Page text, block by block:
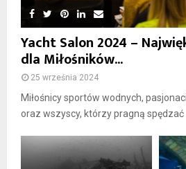
Yacht Salon 2024 –
dla Miłośników...
25 września 2024
Miłośnicy sportów wodnych,
oraz wszyscy, którzy pragną spędzać